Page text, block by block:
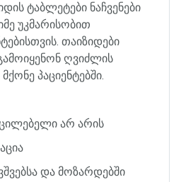
ტაბლეტები ნაჩვენები
უკმარისობით
. თაიზიდები
ღვიძლის
მქონე პაციენტებში.
არ არის
და მოზარდებში